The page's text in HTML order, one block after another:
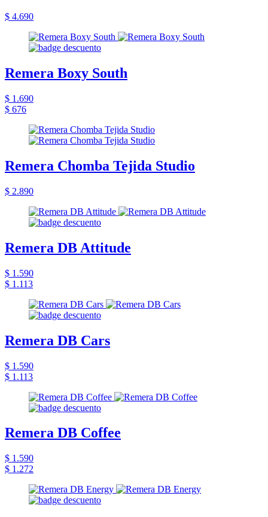
$ 4.690
Remera Boxy South
$ 1.690
$ 676
Remera Chomba Tejida Studio
$ 2.890
Remera DB Attitude
$ 1.590
$ 1.113
Remera DB Cars
$ 1.590
$ 1.113
Remera DB Coffee
$ 1.590
$ 1.272